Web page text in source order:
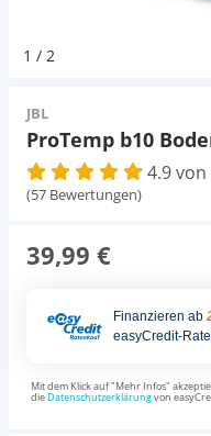
1 / 2
JBL
ProTemp b10
4.9 von
(57 Bewertungen)
39,99 €
Finanzieren ab
easyCredit-
Mit dem Klick auf "Mehr Infos"
dieDatenschutzerklärungvon
Strömungspumpe
Alle Marken »
D & D Aquarien